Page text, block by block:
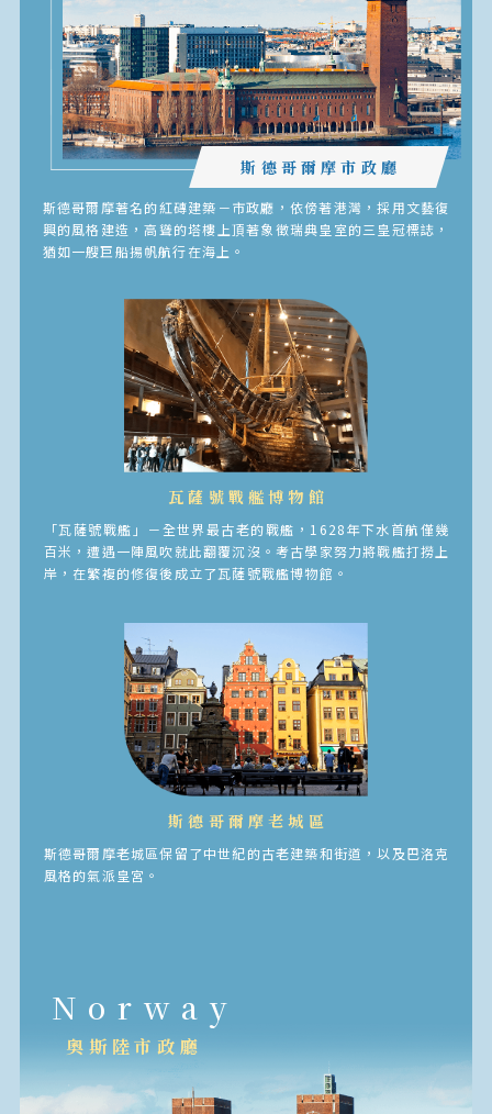
斯德哥爾摩市政廳
斯德哥爾摩著名的紅磚建築－市政廳，依傍著港灣，採用文藝復
興的風格建造，高聳的塔樓上頂著象徵瑞典皇室的三皇冠標誌，
猶如一艘巨船揚帆航行在海上。
瓦薩號戰艦博物館
「瓦薩號戰艦」－全世界最古老的戰艦，1628年下水首航僅幾
百米，遭遇一陣風吹就此翻覆沉沒。考古學家努力將戰艦打撈上
岸，在繁複的修復後成立了瓦薩號戰艦博物館。
斯德哥爾摩老城區
斯德哥爾摩老城區保留了中世紀的古老建築和街道，以及巴洛克
風格的氣派皇宮。
Norway
奧斯陸市政廳